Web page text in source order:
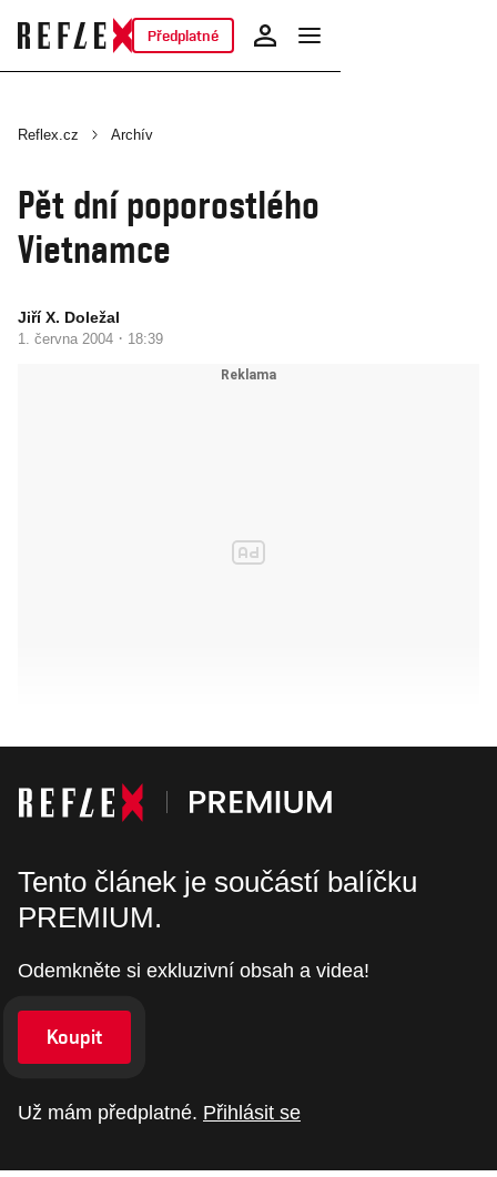
Předplatné
Reflex.cz Archív
Pět dní poporostlého
Vietnamce
Jiří X. Doležal
1. června 2004 · 18:39
Tento článek je součástí balíčku
PREMIUM.
Odemkněte si exkluzivní obsah a videa!
Koupit
Už mám předplatné. Přihlásit se